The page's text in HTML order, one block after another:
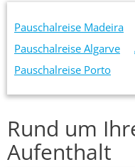
Pauschalreise Madeira
Pauschalreise Algarve
Pauschalreise Porto
Rund um
Aufenthalt